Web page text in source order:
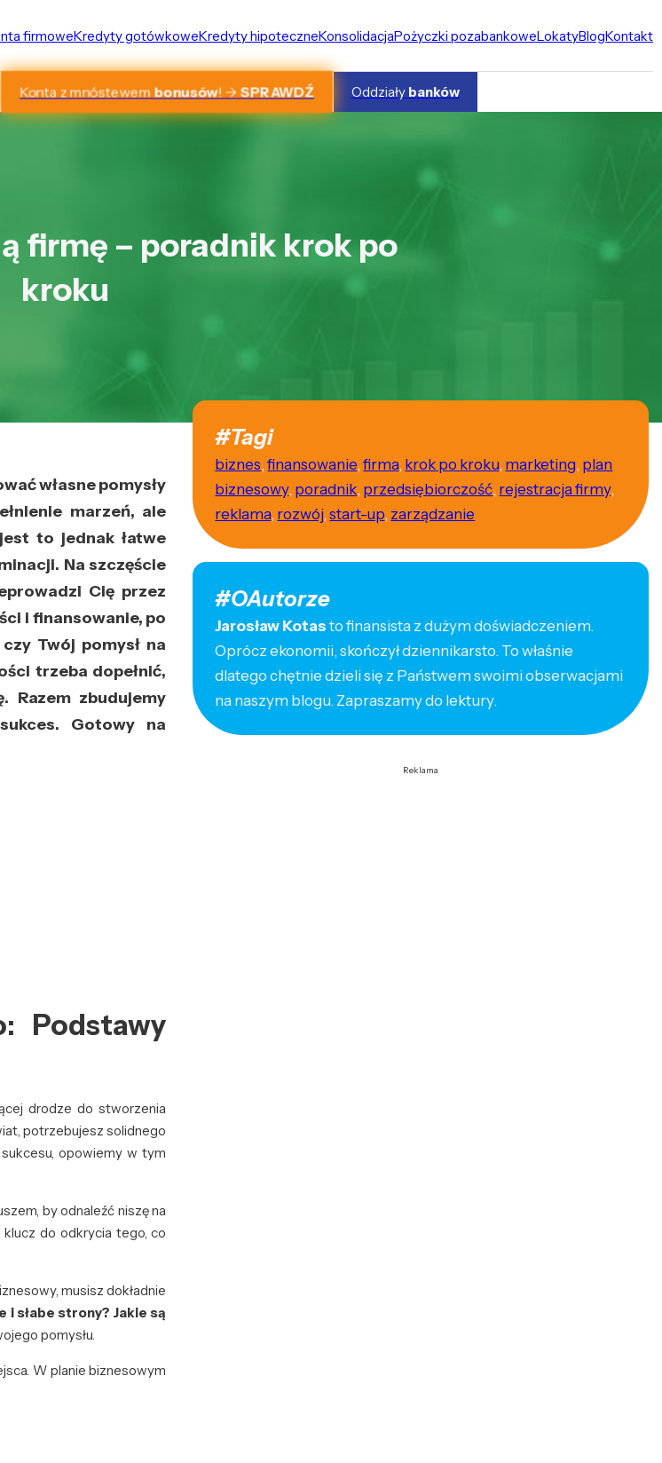
firmoweKredyty gotówkoweKredyty hipoteczneKonsolidacjaPożyczki pozabankoweLokatyBlogKontakt
Konta z mnóstewem bonusów! -> SPRAWDŹ Oddziały banków
firmę – poradnik krok po
kroku
własne pomysły
marzeń, ale
to jednak łatwe
Na szczęście
Cię przez
i finansowanie, po
Twój pomysł na
trzeba dopełnić,
Razem zbudujemy
Gotowy na
Podstawy
drodze do stworzenia
potrzebujesz solidnego
opowiemy w tym
by odnaleźć niszę na
do odkrycia tego, co
musisz dokładnie
i słabe strony? Jakie są
pomysłu.
W planie biznesowym
#Tagi
biznes,finansowanie,firma, krok po kroku, marketing, plan
biznesowy, poradnik, przedsiębiorczość, rejestracja firmy,
reklama, rozwój,start-up, zarządzanie
#OAutorze
Jarosław Kotas to finansista z dużym doświadczeniem.
Oprócz ekonomii, skończył dziennikarsto. To właśnie
dlatego chętnie dzieli się z Państwem swoimi obserwacjami
na naszym blogu. Zapraszamy do lektury.
Reklama